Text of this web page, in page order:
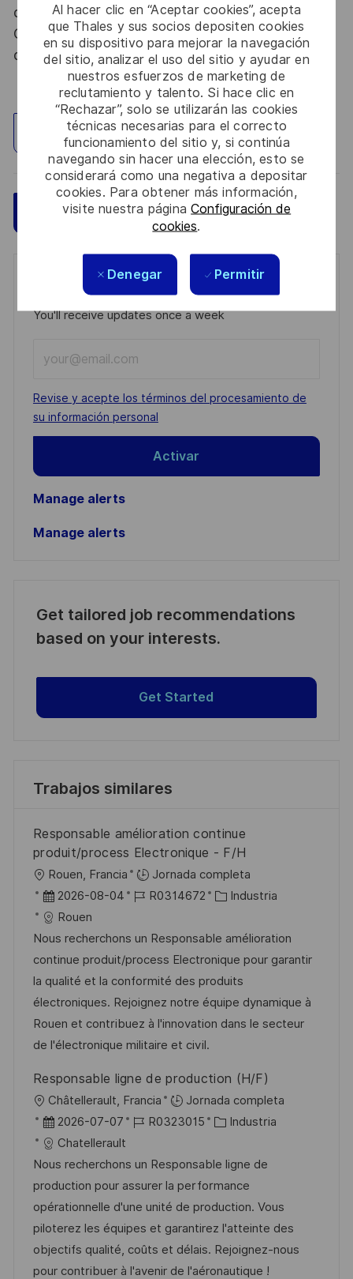
Al hacer clic en “Aceptar cookies”, acepta
que Thales y sus socios depositen cookies
en su dispositivo para mejorar la navegación
del sitio, analizar el uso del sitio y ayudar en
nuestros esfuerzos de marketing de
reclutamiento y talento. Si hace clic en
“Rechazar”, solo se utilizarán las cookies
técnicas necesarias para el correcto
funcionamiento del sitio y, si continúa
navegando sin hacer una elección, esto se
considerará como una negativa a depositar
cookies. Para obtener más información,
visite nuestra páginaConfiguración de
cookies.
Denegar Permitir
dispositions des articles R.2311-1 et suivants du
Code de la défense et de l’IGI 1300 SGDSN/PSE
du 09 août 2021.
Explorar ubicación
Aplicar ahora Guardar
Get notified for similar jobs
You'll receive updates once a week
Email
address
(Required)
Required
Revise y acepte los términos del procesamiento de
su información personal
Activar
Manage alerts
Manage alerts
Get tailored job recommendations
based on your interests.
Get Started
Trabajos similares
Responsable amélioration continue
produit/process Electronique - F/H
U
b
c
a
c
i
ó
n
Rouen, Francia
Jornada completa
F
e
c
h
a
d
e
p
b
l
i
c
a
c
i
ó
n
2026-08-04
I
d
e
e
m
p
l
o
R0314672
C
t
e
g
o
r
Industria
Rouen
Nous recherchons un Responsable amélioration
continue produit/process Electronique pour garantir
la qualité et la conformité des produits
électroniques. Rejoignez notre équipe dynamique à
Rouen et contribuez à l'innovation dans le secteur
de l'électronique militaire et civil.
Responsable ligne de production (H/F)
U
b
c
a
c
i
ó
n
Châtellerault, Francia
Jornada completa
F
e
c
h
a
d
e
p
2026-07-07
I
d
e
e
m
p
l
R0323015
C
t
e
g
o
r
í
Industria
Chatellerault
Nous recherchons un Responsable ligne de
production pour assurer la performance
opérationnelle d'une unité de production. Vous
piloterez les équipes et garantirez l'atteinte des
objectifs qualité, coûts et délais. Rejoignez-nous
pour contribuer à l'avenir de l'aéronautique !